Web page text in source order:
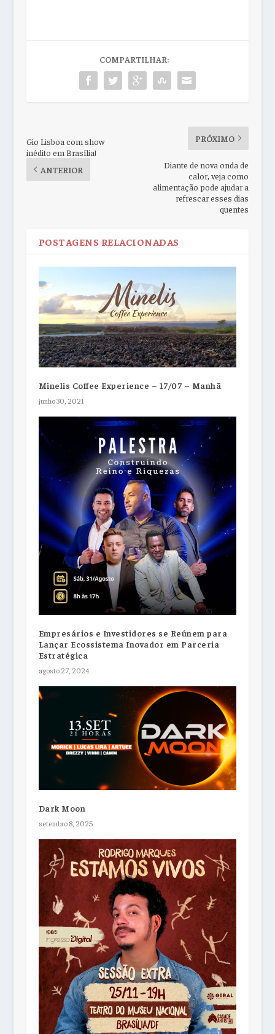
COMPARTILHAR:
Gio Lisboa com show
inédito em Brasília!
ANTERIOR
PRÓXIMO
Diante de nova onda de
calor, veja como
alimentação pode ajudar a
refrescar esses dias
quentes
POSTAGENS RELACIONADAS
Minelis Coffee Experience – 17/07 – Manhã
junho 30, 2021
Empresários e Investidores se Reúnem para
Lançar Ecossistema Inovador em Parceria
Estratégica
agosto 27, 2024
Dark Moon
setembro 8, 2025